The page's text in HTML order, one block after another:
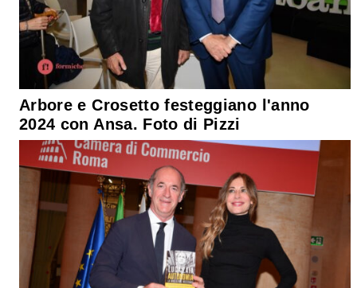
Arbore e Crosetto festeggiano l'anno
2024 con Ansa. Foto di Pizzi